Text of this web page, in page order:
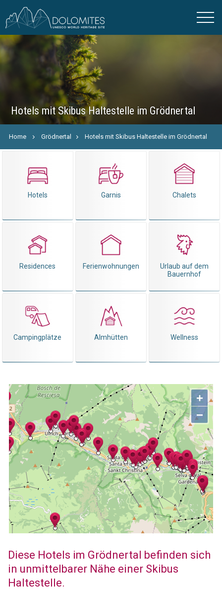
Hotels mit Skibus Haltestelle im Grödnertal
Home Grödnertal Hotels mit Skibus Haltestelle im Grödnertal
Hotels Garnis Chalets
Residences Ferienwohnungen
Urlaub auf dem
Bauernhof
Campingplätze Almhütten Wellness
+
−
Diese Hotels im Grödnertal befinden sich
in unmittelbarer Nähe einer Skibus
Haltestelle.